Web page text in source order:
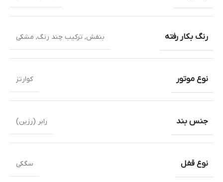
رنگ بکار رفته بنفش, ترکیب چند رنگ, مشکی
نوع موتور کوارتز
جنس بند رابر (رزین)
نوع قفل سگکی